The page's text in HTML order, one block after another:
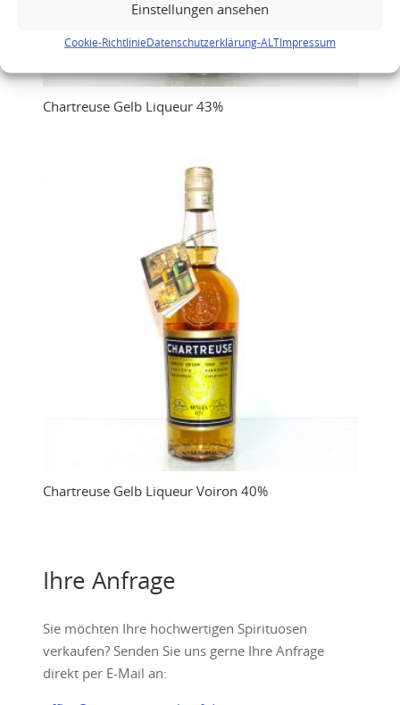
Einstellungen ansehen
Cookie-RichtlinieDatenschutzerklärung-ALTImpressum
Chartreuse Gelb Liqueur 43%
Chartreuse Gelb Liqueur Voiron 40%
Ihre Anfrage
Sie möchten Ihre hochwertigen Spirituosen
verkaufen? Senden Sie uns gerne Ihre Anfrage
direkt per E-Mail an: